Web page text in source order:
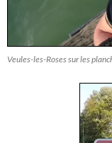
Veules-les-Roses sur les